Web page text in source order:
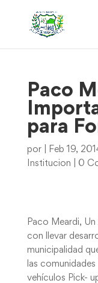
Paco
para
por Feb 19,
Institucion
0
Paco Meardi,
con llevar
municipalidad
las
vehículos Pick-